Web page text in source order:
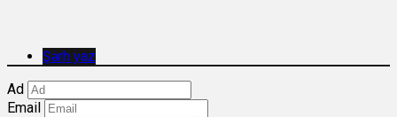
Şərh yaz
Ad
Email